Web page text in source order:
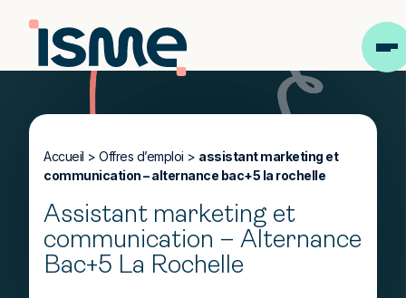
Accueil > Offres d’emploi > assistant marketing et
communication – alternance bac+5 la rochelle
Assistant marketing et
communication – Alternance
Bac+5 La Rochelle